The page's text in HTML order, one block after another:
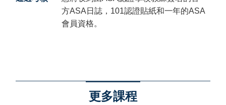
方ASA日誌，101認證貼紙和一年的ASA
會員資格。
更多課程